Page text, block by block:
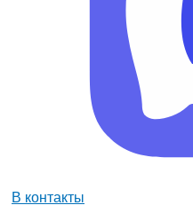
В контакты